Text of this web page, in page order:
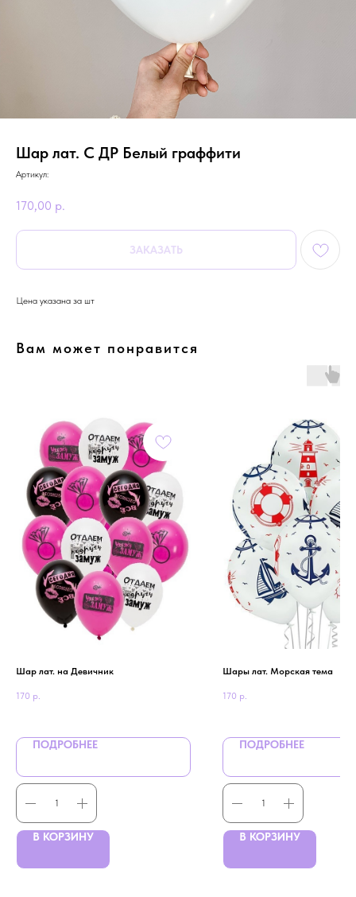
Шар лат. С ДР Белый граффити
Артикул:
170,00 р.
ЗАКАЗАТЬ
Цена указана за шт
Вам может понравится
Шар лат. на Девичник
170 р.
ПОДРОБНЕЕ
В КОРЗИНУ
Шары лат. Морская тема
170 р.
ПОДРОБНЕЕ
В КОРЗИНУ